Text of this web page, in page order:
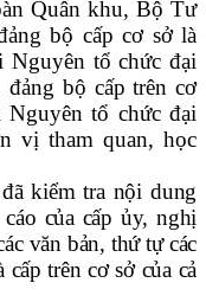
Quân khu, Bộ Tư
bộ cấp cơ sở là
Nguyên tổ chức đại
bộ cấp trên cơ
tổ chức đại
vị tham quan, học
kiểm tra nội dung
của cấp ủy, nghị
văn bản, thứ tự các
trên cơ sở của cả